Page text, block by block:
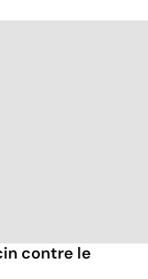
contre le